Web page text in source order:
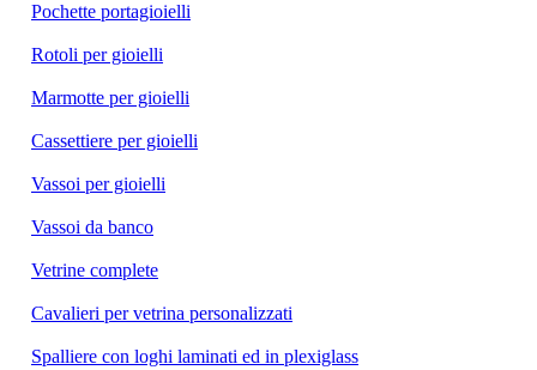
Pochette portagioielli
Rotoli per gioielli
Marmotte per gioielli
Cassettiere per gioielli
Vassoi per gioielli
Vassoi da banco
Vetrine complete
Cavalieri per vetrina personalizzati
Spalliere con loghi laminati ed in plexiglass